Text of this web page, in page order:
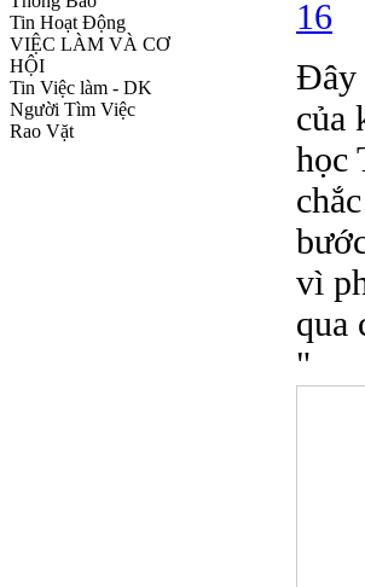
Tin Hoạt Động
VIỆC LÀM VÀ CƠ
HỘI
Tin Việc làm - DK
Người Tìm Việc
Rao Vặt
16
Đây
của
học
vì
qua
"